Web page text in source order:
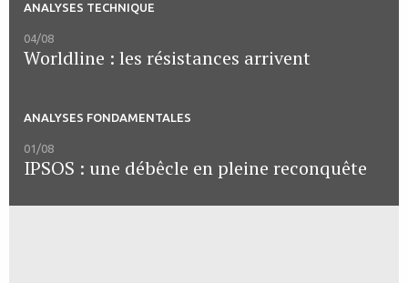
ANALYSES TECHNIQUE
04/08
Worldline : les résistances arrivent
ANALYSES FONDAMENTALES
01/08
IPSOS : une débêcle en pleine reconquête